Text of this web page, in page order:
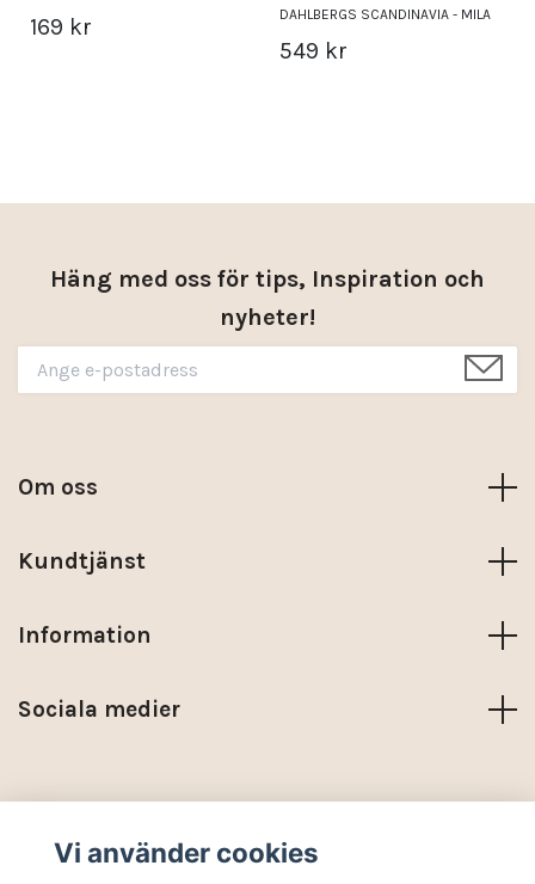
169 kr DAHLBERGS SCANDINAVIA - MILA
549 kr
Häng med oss för tips, Inspiration och
nyheter!
Om oss
Kundtjänst
Information
Sociala medier
Vi använder cookies